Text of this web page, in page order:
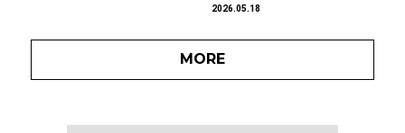
2026.05.18
MORE